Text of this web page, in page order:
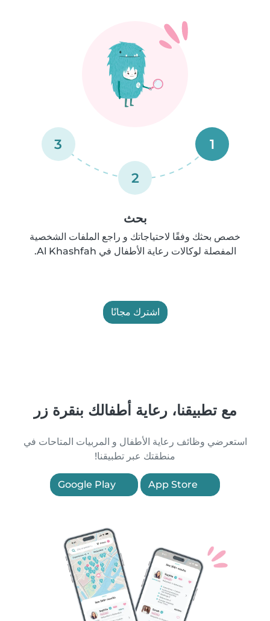
1
2
3
بحث
خصص بحثك وفقًا لاحتياجاتك و راجع الملفات الشخصية
المفصلة لوكالات رعاية الأطفال في Al Khashfah.
اشترك مجانًا
مع تطبيقنا، رعاية أطفالك بنقرة زر
استعرضي وظائف رعاية الأطفال و المربيات المتاحات في
منطقتك عبر تطبيقنا!